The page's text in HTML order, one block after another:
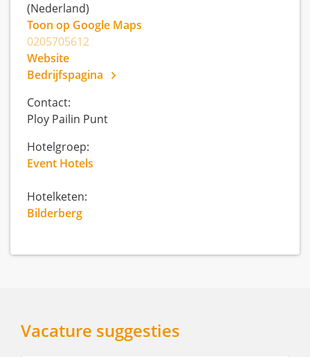
(Nederland)
Toon op Google Maps
0205705612
Website
Bedrijfspagina
Contact:
Ploy Pailin Punt
Hotelgroep:
Event Hotels
Hotelketen:
Bilderberg
Vacature suggesties